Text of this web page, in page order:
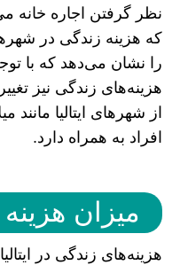
نظر گرفتن اجاره خانه
که هزینه زندگی در
را نشان می‌دهد که با
هزینه‌های زندگی نیز
از شهرهای ایتالیا
افراد به همراه دارد.
میزان هزینه
هزینه‌های زندگی در